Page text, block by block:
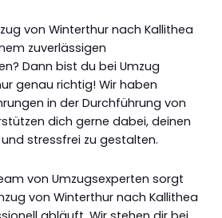
von Winterthur nach Kallithea
zuverlässigen
Dann bist du bei Umzug
genau richtig! Wir haben
in der Durchführung von
dich gerne dabei, deinen
stressfrei zu gestalten.
von Umzugsexperten sorgt
von Winterthur nach Kallithea